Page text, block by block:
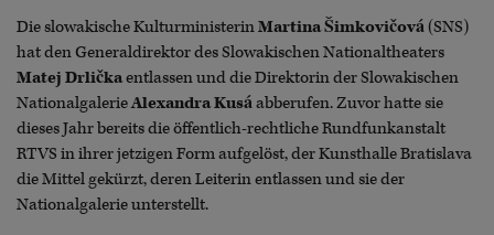
Die slowakische KulturministerinMartina Šimkovičová(SNS)
hat den Generaldirektor des Slowakischen Nationaltheaters
Matej Drličkaentlassen und die Direktorin der Slowakischen
NationalgalerieAlexandra Kusáabberufen. Zuvor hatte sie
dieses Jahr bereits die öffentlich-rechtliche Rundfunkanstalt
RTVS in ihrer jetzigen Form aufgelöst, der Kunsthalle Bratislava
die Mittel gekürzt, deren Leiterin entlassen und sie der
Nationalgalerie unterstellt.